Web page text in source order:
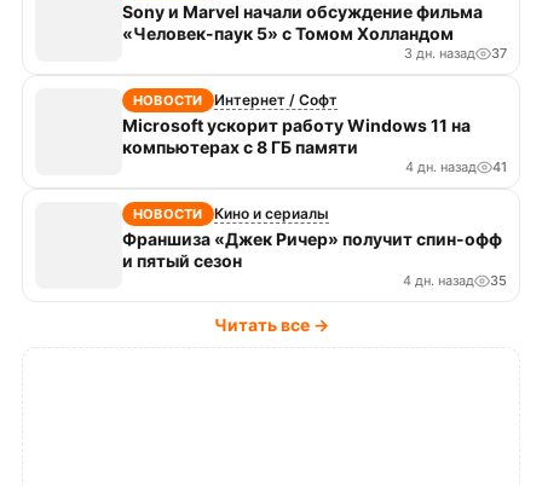
Sony и Marvel начали обсуждение фильма
«Человек-паук 5» с Томом Холландом
3 дн. назад 37
НОВОСТИ Интернет / Софт
Microsoft ускорит работу Windows 11 на
компьютерах с 8 ГБ памяти
4 дн. назад 41
НОВОСТИ Кино и сериалы
Франшиза «Джек Ричер» получит спин-офф
и пятый сезон
4 дн. назад 35
Читать все →